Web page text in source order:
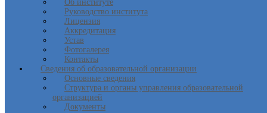
Об институте
Руководство института
Лицензия
Аккредитация
Устав
Фотогалерея
Контакты
Сведения об образовательной организации
Основные сведения
Структура и органы управления образовательной
организацией
Документы